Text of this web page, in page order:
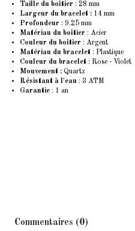
Taille du boîtier : 28 mm
Largeur du bracelet : 14 mm
Profondeur : 9.25 mm
Matériau du boîtier : Acier
Couleur du boîtier : Argent
Matériau du bracelet : Plastique
Couleur du bracelet : Rose - Violet
Mouvement : Quartz
Résistant à l'eau : 3 ATM
Garantie : 1 an
Commentaires (0)